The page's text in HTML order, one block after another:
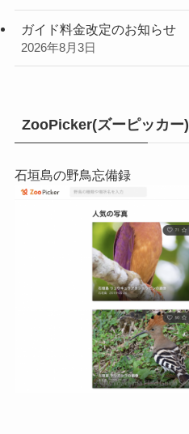
ガイド料金改定のお知らせ
2026年8月3日
ZooPicker(ズーピッカー)
石垣島の野鳥忘備録